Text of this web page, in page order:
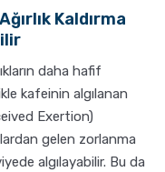
Kaldırma
daha hafif
kafeinin algılanan
Exertion)
gelen zorlanma
algılayabilir. Bu da